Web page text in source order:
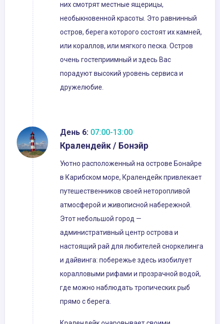
них смотрят местные ящерицы,
необыкновенной красоты. Это равнинный
остров, берега которого состоят их камней,
или кораллов, или мягкого песка. Остров
очень гостеприимный и здесь Вас
порадуют высокий уровень сервиса и
дружелюбие.
День 6: 07:00-13:00
Кралендейк / Бонэйр
Уютно расположенный на острове Бонайре
в Карибском море, Кралендейк привлекает
путешественников своей неторопливой
атмосферой и живописной набережной.
Этот небольшой город —
административный центр острова и
настоящий рай для любителей сноркелинга
и дайвинга: побережье здесь изобилует
коралловыми рифами и прозрачной водой,
где можно наблюдать тропических рыб
прямо с берега.